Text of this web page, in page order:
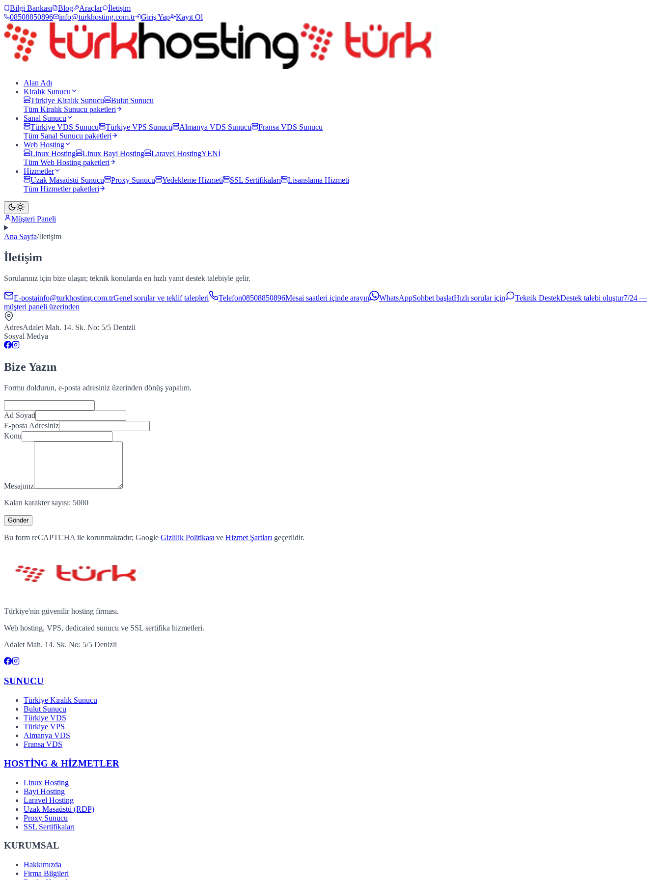
Bilgi Bankası Blog Araçlar
İletişim
08508850896
info@turkhosting.com.tr Giriş Yap Kayıt Ol
Alan Adı
Kiralık Sunucu
Türkiye Kiralık Sunucu
Bulut Sunucu
Tüm Kiralık Sunucu paketleri
Sanal Sunucu
Türkiye VDS Sunucu
Türkiye VPS Sunucu Almanya VDS Sunucu
Fransa VDS Sunucu
Tüm Sanal Sunucu paketleri
Web Hosting
Linux Hosting
Linux Bayi Hosting Laravel HostingYENİ
Tüm Web Hosting paketleri
Hizmetler
Uzak Masaüstü Sunucu
Proxy Sunucu Yedekleme Hizmeti SSL Sertifikaları
Lisanslama Hizmeti
Tüm Hizmetlerpaketleri
Müşteri Paneli
Ana Sayfa/İletişim
İletişim
Sorularınız için bize ulaşın; teknik konularda en hızlı yanıt destek talebiyle gelir.
E-postainfo@turkhosting.com.trGenel sorular ve teklif talepleri Telefon08508850896Mesai saatleri içinde arayın WhatsAppSohbet başlatHızlı sorular için Teknik DestekDestek talebi oluştur7/24 —
müşteri paneli üzerinden
AdresAdalet Mah. 14. Sk. No: 5/5 Denizli
Sosyal Medya
Bize Yazın
Formu doldurun, e-posta adresiniz üzerinden dönüş yapalım.
Ad Soyad
E-posta Adresiniz
Konu
Mesajınız
Kalan karakter sayısı: 5000
Gönder
Bu form reCAPTCHA ile korunmaktadır; Google Gizlilik Politikası ve Hizmet Şartları geçerlidir.
Türkiye'nin güvenilir hosting firması.
Web hosting, VPS, dedicated sunucu ve SSL sertifika hizmetleri.
Adalet Mah. 14. Sk. No: 5/5 Denizli
SUNUCU
Türkiye Kiralık Sunucu
Bulut Sunucu
Türkiye VDS
Türkiye VPS
Almanya VDS
Fransa VDS
HOSTİNG & HİZMETLER
Linux Hosting
Bayi Hosting
Laravel Hosting
Uzak Masaüstü (RDP)
Proxy Sunucu
SSL Sertifikaları
KURUMSAL
Hakkımızda
Firma Bilgileri